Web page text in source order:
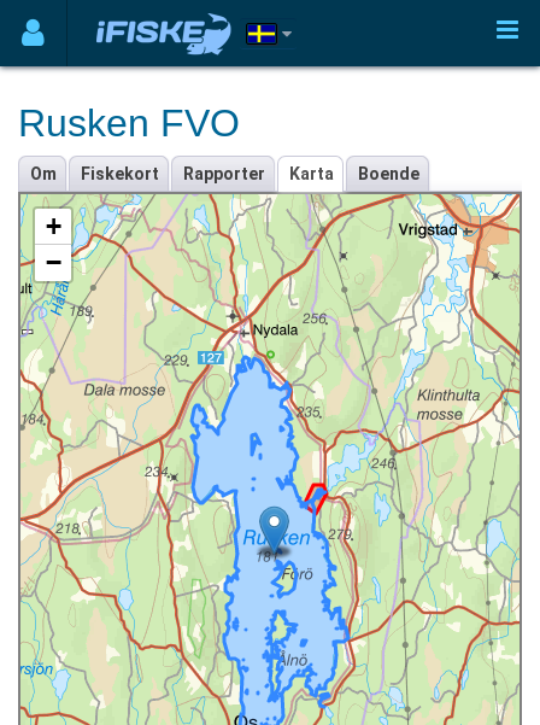
Rusken FVO
Om Fiskekort Rapporter Karta Boende
+
−